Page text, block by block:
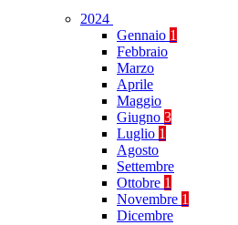
2024
Gennaio 1
Febbraio
Marzo
Aprile
Maggio
Giugno 3
Luglio 1
Agosto
Settembre
Ottobre 1
Novembre 1
Dicembre